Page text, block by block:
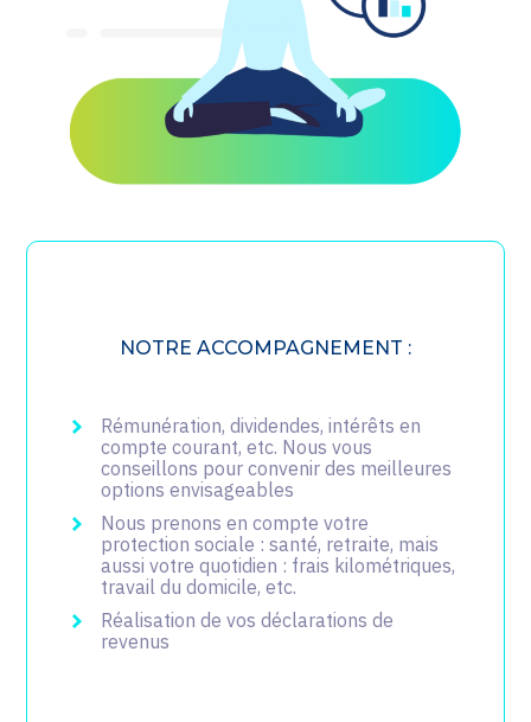
NOTRE ACCOMPAGNEMENT :
Rémunération, dividendes, intérêts en
compte courant, etc. Nous vous
conseillons pour convenir des meilleures
options envisageables
Nous prenons en compte votre
protection sociale : santé, retraite, mais
aussi votre quotidien : frais kilométriques,
travail du domicile, etc.
Réalisation de vos déclarations de
revenus